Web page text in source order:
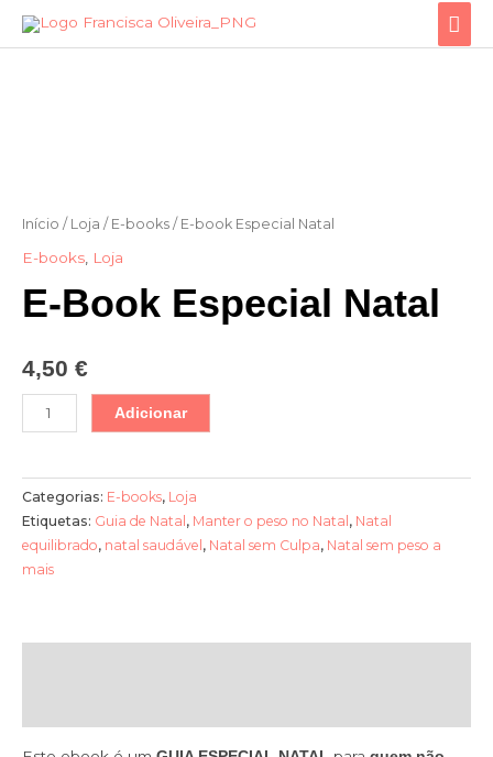
Skip
Início / Loja / E-books / E-book Especial Natal
E-books Loja
E-Book Especial Natal
4,50 €
Natal
Adicionar
Categorias: E-books, Loja
Etiquetas: Guia de Natal , Manter o peso no Natal , Natal
equilibrado, natal saudável , Natal sem Culpa, Natal sem peso a
mais